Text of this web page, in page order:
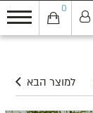
0
למוצר הבא